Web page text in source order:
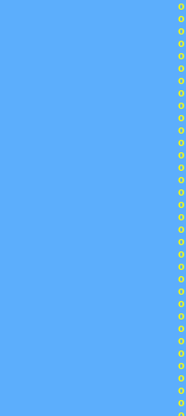
o
o
o
o
o
o
o
o
o
o
o
o
o
o
o
o
o
o
o
o
o
o
o
o
o
o
o
o
o
o
o
o
o